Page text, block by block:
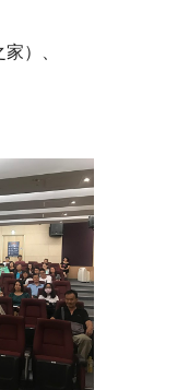
）、